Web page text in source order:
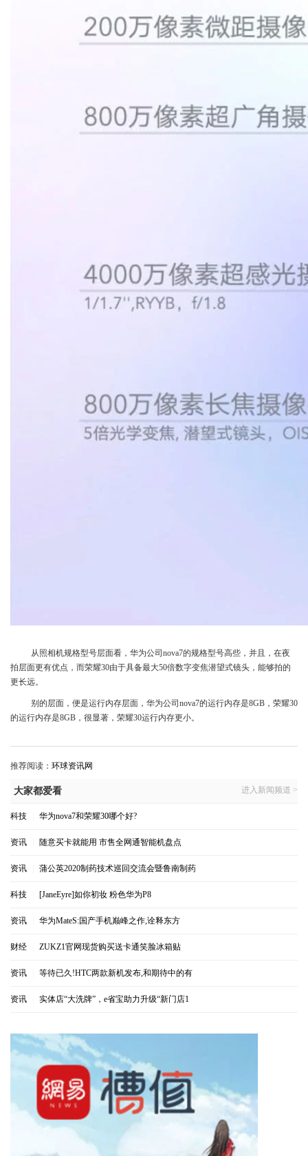
从照相机规格型号层面看，华为公司nova7的规格型号高些，并且，在夜
拍层面更有优点，而荣耀30由于具备最大50倍数字变焦潜望式镜头，能够拍的
更长远。
别的层面，便是运行内存层面，华为公司nova7的运行内存是8GB，荣耀30
的运行内存是8GB，很显著，荣耀30运行内存更小。
推荐阅读： 环球资讯网
大家都爱看 进入新闻频道 >
科技 华为nova7和荣耀30哪个好?
资讯 随意买卡就能用 市售全网通智能机盘点
资讯 蒲公英2020制药技术巡回交流会暨鲁南制药
科技 [JaneEyre]如你初妆 粉色华为P8
资讯 华为MateS:国产手机巅峰之作,诠释东方
财经 ZUKZ1官网现货购买送卡通笑脸冰箱贴
资讯 等待已久!HTC两款新机发布,和期待中的有
资讯 实体店“大洗牌”，e省宝助力升级“新门店1